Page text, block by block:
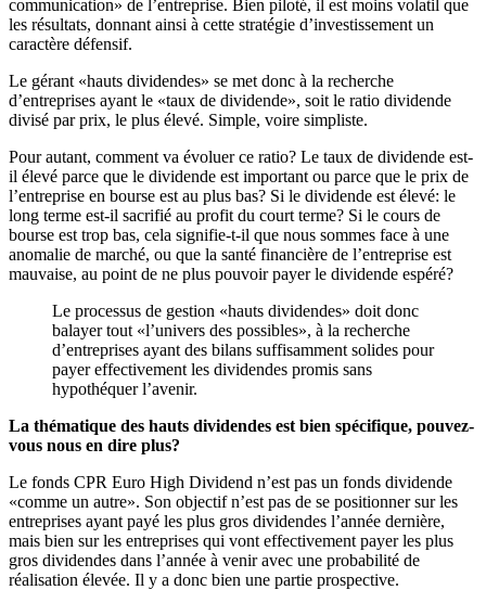
communication» de l’entreprise. Bien piloté, il est moins volatil que
les résultats, donnant ainsi à cette stratégie d’investissement un
caractère défensif.
Le gérant «hauts dividendes» se met donc à la recherche
d’entreprises ayant le «taux de dividende», soit le ratio dividende
divisé par prix, le plus élevé. Simple, voire simpliste.
Pour autant, comment va évoluer ce ratio? Le taux de dividende est-
il élevé parce que le dividende est important ou parce que le prix de
l’entreprise en bourse est au plus bas? Si le dividende est élevé: le
long terme est-il sacrifié au profit du court terme? Si le cours de
bourse est trop bas, cela signifie-t-il que nous sommes face à une
anomalie de marché, ou que la santé financière de l’entreprise est
mauvaise, au point de ne plus pouvoir payer le dividende espéré?
Le processus de gestion «hauts dividendes» doit donc
balayer tout «l’univers des possibles», à la recherche
d’entreprises ayant des bilans suffisamment solides pour
payer effectivement les dividendes promis sans
hypothéquer l’avenir.
La thématique des hauts dividendes est bien spécifique, pouvez-
vous nous en dire plus?
Le fonds CPR Euro High Dividend n’est pas un fonds dividende
«comme un autre». Son objectif n’est pas de se positionner sur les
entreprises ayant payé les plus gros dividendes l’année dernière,
mais bien sur les entreprises qui vont effectivement payer les plus
gros dividendes dans l’année à venir avec une probabilité de
réalisation élevée. Il y a donc bien une partie prospective.